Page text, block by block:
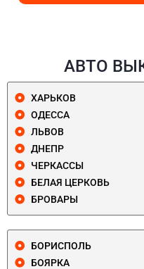
АВТО
ХАРЬКОВ
ОДЕССА
ЛЬВОВ
ДНЕПР
ЧЕРКАССЫ
БЕЛАЯ ЦЕРКОВЬ
БРОВАРЫ
БОРИСПОЛЬ
БОЯРКА